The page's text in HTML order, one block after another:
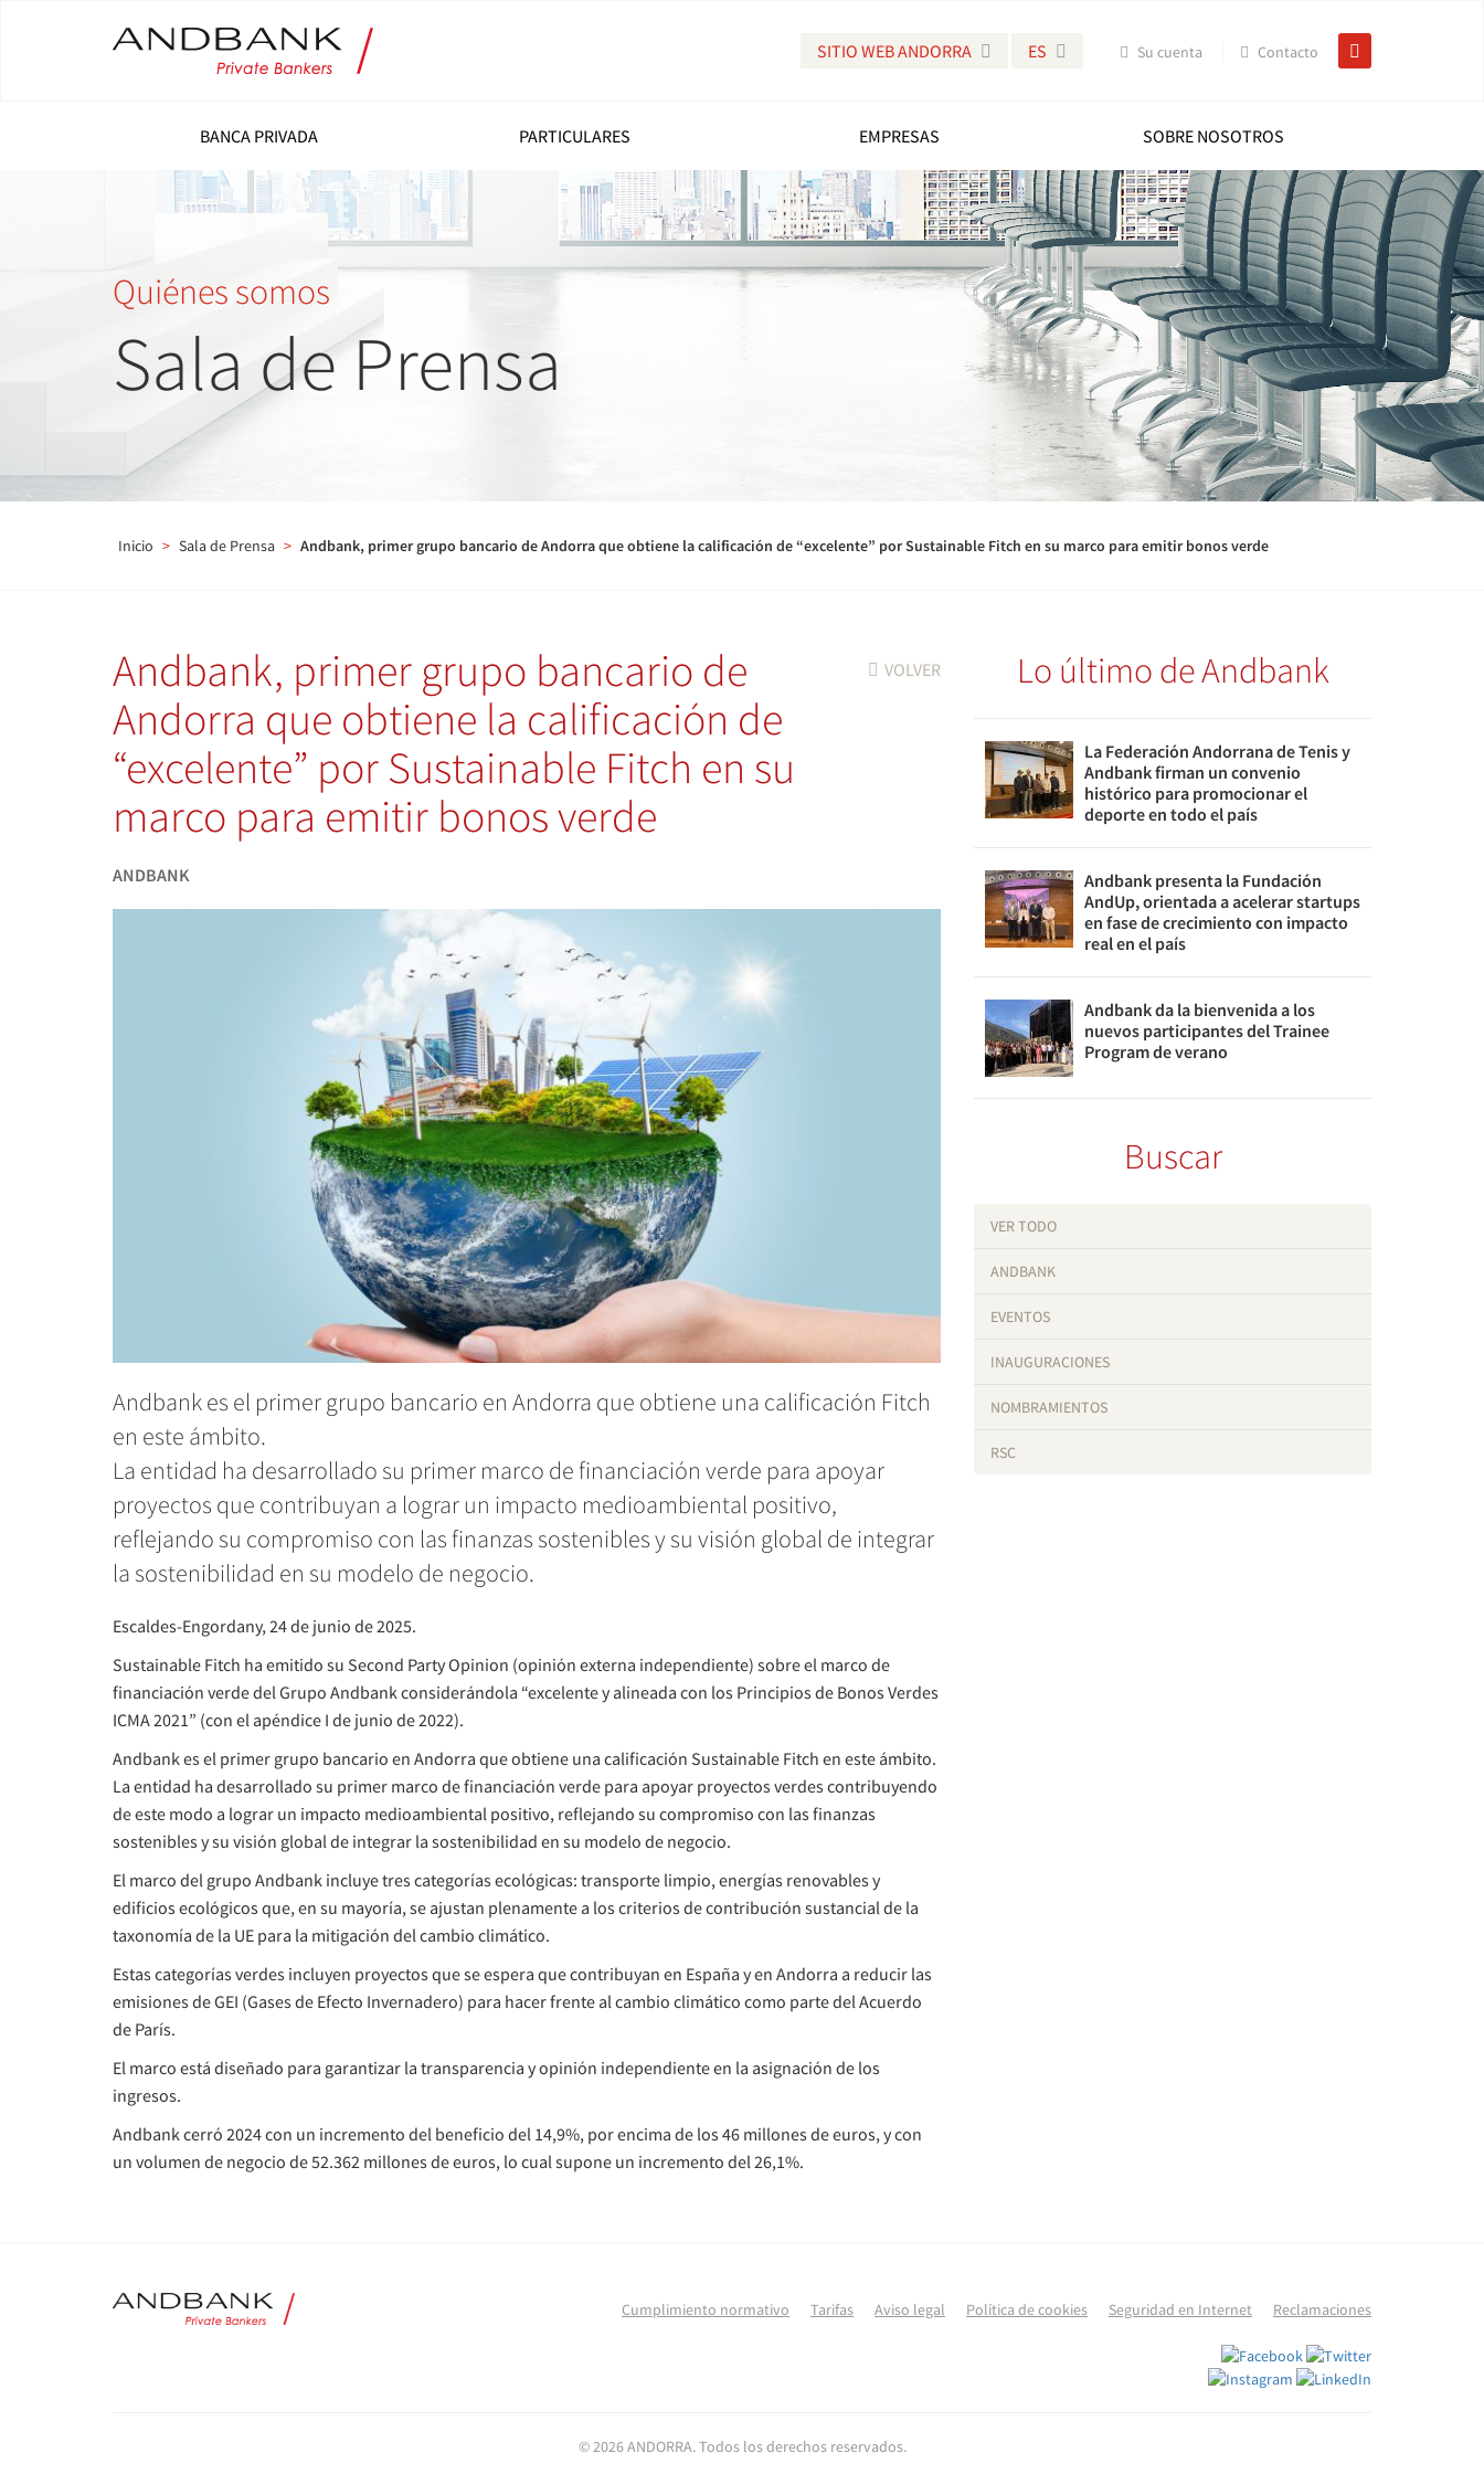
SITIO WEB ANDORRA ES Su cuenta Contacto
BANCA PRIVADA PARTICULARES EMPRESAS SOBRE NOSOTROS
Quiénes somos
Sala de Prensa
Inicio > Sala de Prensa > Andbank, primer grupo bancario de Andorra que obtiene la calificación de “excelente” por Sustainable Fitch en su marco para emitir bonos verde
Andbank, primer grupo bancario de
Andorra que obtiene la calificación de
“excelente” por Sustainable Fitch en su
marco para emitir bonos verde
VOLVER
ANDBANK
Andbank es el primer grupo bancario en Andorra que obtiene una calificación Fitch
en este ámbito.
La entidad ha desarrollado su primer marco de financiación verde para apoyar
proyectos que contribuyan a lograr un impacto medioambiental positivo,
reflejando su compromiso con las finanzas sostenibles y su visión global de integrar
la sostenibilidad en su modelo de negocio.
Escaldes-Engordany, 24 de junio de 2025.
Sustainable Fitch ha emitido su Second Party Opinion (opinión externa independiente) sobre el marco de
financiación verde del Grupo Andbank considerándola “excelente y alineada con los Principios de Bonos Verdes
ICMA 2021” (con el apéndice I de junio de 2022).
Andbank es el primer grupo bancario en Andorra que obtiene una calificación Sustainable Fitch en este ámbito.
La entidad ha desarrollado su primer marco de financiación verde para apoyar proyectos verdes contribuyendo
de este modo a lograr un impacto medioambiental positivo, reflejando su compromiso con las finanzas
sostenibles y su visión global de integrar la sostenibilidad en su modelo de negocio.
El marco del grupo Andbank incluye tres categorías ecológicas: transporte limpio, energías renovables y
edificios ecológicos que, en su mayoría, se ajustan plenamente a los criterios de contribución sustancial de la
taxonomía de la UE para la mitigación del cambio climático.
Estas categorías verdes incluyen proyectos que se espera que contribuyan en España y en Andorra a reducir las
emisiones de GEI (Gases de Efecto Invernadero) para hacer frente al cambio climático como parte del Acuerdo
de París.
El marco está diseñado para garantizar la transparencia y opinión independiente en la asignación de los
ingresos.
Andbank cerró 2024 con un incremento del beneficio del 14,9%, por encima de los 46 millones de euros, y con
un volumen de negocio de 52.362 millones de euros, lo cual supone un incremento del 26,1%.
Lo último de Andbank
La Federación Andorrana de Tenis y
Andbank firman un convenio
histórico para promocionar el
deporte en todo el país
Andbank presenta la Fundación
AndUp, orientada a acelerar startups
en fase de crecimiento con impacto
real en el país
Andbank da la bienvenida a los
nuevos participantes del Trainee
Program de verano
Buscar
VER TODO
ANDBANK
EVENTOS
INAUGURACIONES
NOMBRAMIENTOS
RSC
Cumplimiento normativo Tarifas Aviso legal Política de cookies Seguridad en Internet Reclamaciones
© 2026 ANDORRA. Todos los derechos reservados.